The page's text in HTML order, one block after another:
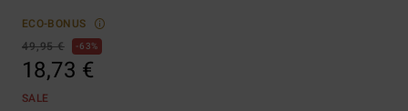
ECO-BONUS
49,95 €
63%
18,73 €
SALE